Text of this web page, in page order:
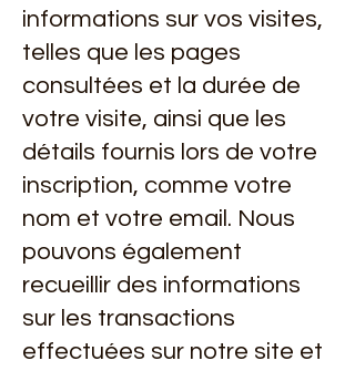
informations sur vos visites,
telles que les pages
consultées et la durée de
votre visite, ainsi que les
détails fournis lors de votre
inscription, comme votre
nom et votre email. Nous
pouvons également
recueillir des informations
sur les transactions
effectuées sur notre site et